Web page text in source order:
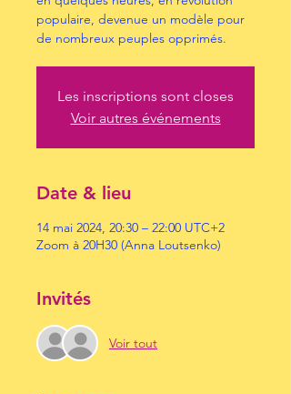
populaire, devenue un modèle pour
de nombreux peuples opprimés.
Les inscriptions sont closes
Voir autres événements
Date & lieu
14 mai 2024, 20:30 – 22:00 UTC+2
Zoom à 20H30 (Anna Loutsenko)
Invités
Voir tout